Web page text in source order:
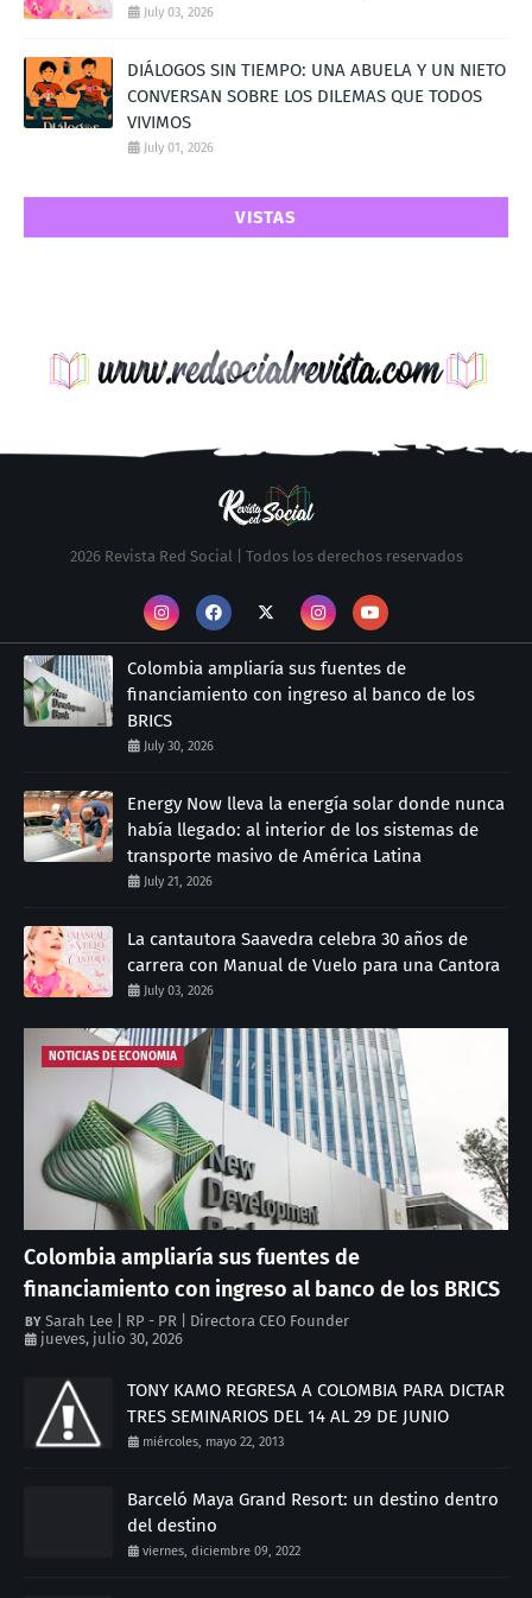
July 03, 2026
DIÁLOGOS SIN TIEMPO: UNA ABUELA Y UN NIETO
CONVERSAN SOBRE LOS DILEMAS QUE TODOS
VIVIMOS
July 01, 2026
VISTAS
2026 Revista Red Social | Todos los derechos reservados
Colombia ampliaría sus fuentes de
financiamiento con ingreso al banco de los
BRICS
July 30, 2026
Energy Now lleva la energía solar donde nunca
había llegado: al interior de los sistemas de
transporte masivo de América Latina
July 21, 2026
La cantautora Saavedra celebra 30 años de
carrera con Manual de Vuelo para una Cantora
July 03, 2026
NOTICIAS DE ECONOMIA
Colombia ampliaría sus fuentes de
financiamiento con ingreso al banco de los BRICS
Sarah Lee | RP - PR | Directora CEO Founder
jueves, julio 30, 2026
TONY KAMO REGRESA A COLOMBIA PARA DICTAR
TRES SEMINARIOS DEL 14 AL 29 DE JUNIO
miércoles, mayo 22, 2013
Barceló Maya Grand Resort: un destino dentro
del destino
viernes, diciembre 09, 2022